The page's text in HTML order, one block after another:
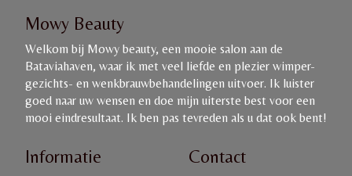
Mowy Beauty
Welkom bij Mowy beauty, een mooie salon aan de
Bataviahaven, waar ik met veel liefde en plezier wimper-
gezichts- en wenkbrauwbehandelingen uitvoer. Ik luister
goed naar uw wensen en doe mijn uiterste best voor een
mooi eindresultaat. Ik ben pas tevreden als u dat ook bent!
Informatie Contact